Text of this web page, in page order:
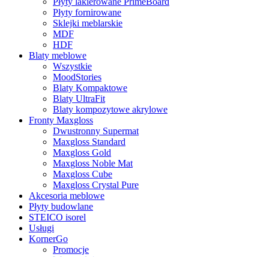
Płyty fornirowane
Sklejki meblarskie
MDF
HDF
Blaty meblowe
Wszystkie
MoodStories
Blaty Kompaktowe
Blaty UltraFit
Blaty kompozytowe akrylowe
Fronty Maxgloss
Dwustronny Supermat
Maxgloss Standard
Maxgloss Gold
Maxgloss Noble Mat
Maxgloss Cube
Maxgloss Crystal Pure
Akcesoria meblowe
Płyty budowlane
STEICO isorel
Usługi
KornerGo
Promocje